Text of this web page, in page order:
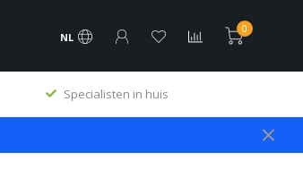
NL
0
Specialisten in huis